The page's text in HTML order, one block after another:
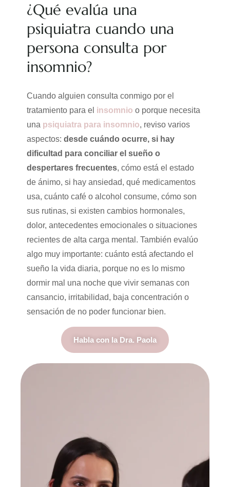
¿Qué evalúa una
psiquiatra cuando una
persona consulta por
insomnio?
Cuando alguien consulta conmigo por el
tratamiento para el insomnio o porque necesita
una psiquiatra para insomnio, reviso varios
aspectos: desde cuándo ocurre, si hay
dificultad para conciliar el sueño o
despertares frecuentes, cómo está el estado
de ánimo, si hay ansiedad, qué medicamentos
usa, cuánto café o alcohol consume, cómo son
sus rutinas, si existen cambios hormonales,
dolor, antecedentes emocionales o situaciones
recientes de alta carga mental. También evalúo
algo muy importante: cuánto está afectando el
sueño la vida diaria, porque no es lo mismo
dormir mal una noche que vivir semanas con
cansancio, irritabilidad, baja concentración o
sensación de no poder funcionar bien.
Habla con la Dra. Paola